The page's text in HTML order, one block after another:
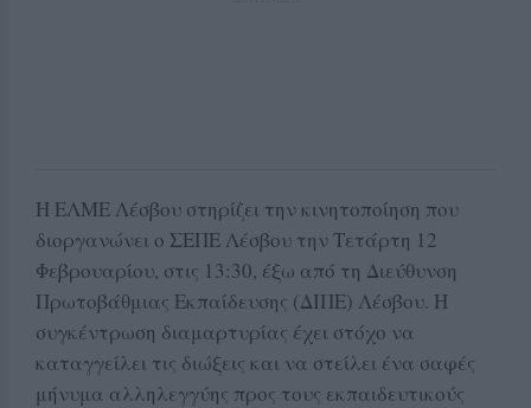
Η ΕΛΜΕ Λέσβου στηρίζει την κινητοποίηση που
διοργανώνει ο ΣΕΠΕ Λέσβου την Τετάρτη 12
Φεβρουαρίου, στις 13:30, έξω από τη Διεύθυνση
Πρωτοβάθμιας Εκπαίδευσης (ΔΙΠΕ) Λέσβου. Η
συγκέντρωση διαμαρτυρίας έχει στόχο να
καταγγείλει τις διώξεις και να στείλει ένα σαφές
μήνυμα αλληλεγγύης προς τους εκπαιδευτικούς